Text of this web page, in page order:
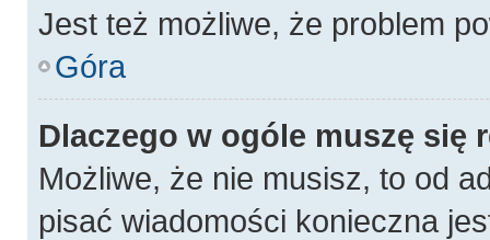
Jest też możliwe, że problem
Góra
Dlaczego w ogóle muszę się
Możliwe, że nie musisz, to od
pisać wiadomości konieczna